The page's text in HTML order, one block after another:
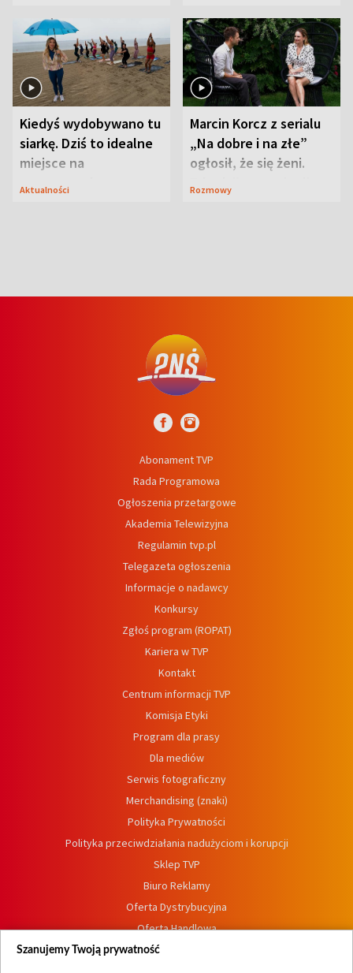
Kiedyś wydobywano tu
siarkę. Dziś to idealne
miejsce na
wypoczynek
Aktualności
Marcin Korcz z serialu
„Na dobre i na złe”
ogłosił, że się żeni.
Zdradził, co zmienił
Rozmowy
Abonament TVP
Rada Programowa
Ogłoszenia przetargowe
Akademia Telewizyjna
Regulamin tvp.pl
Telegazeta ogłoszenia
Informacje o nadawcy
Konkursy
Zgłoś program (ROPAT)
Kariera w TVP
Kontakt
Centrum informacji TVP
Komisja Etyki
Program dla prasy
Dla mediów
Serwis fotograficzny
Merchandising (znaki)
Polityka Prywatności
Polityka przeciwdziałania nadużyciom i korupcji
Sklep TVP
Biuro Reklamy
Oferta Dystrybucyjna
Oferta Handlowa
Dostępność
Szanujemy Twoją prywatność